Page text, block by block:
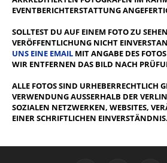
EVENTBERICHTERSTATTUNG
SOLLTEST DU AUF EINEM FOTO ZU
VERÖFFENTLICHUNG NICHT
UNS EINE EMAIL MIT ANGABE DES
WIR ENTFERNEN DAS BILD NACH
ALLE FOTOS SIND URHEBERRECHTLICH
VERWENDUNG AUSSERHALB DER
OZIALEN NETZWERKEN, WEBSITES,
INER SCHRIFTLICHEN EINVERSTÄNDNIS.